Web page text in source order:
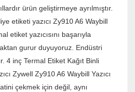
ürün geliştirmeye ayrılmıştır.
etiketi yazıcı Zy910 A6 Waybill
etiket yazıcısını başarıyla
gurur duyuyoruz. Endüstri
4 inç Termal Etiket Kağıt Binli
Zywell Zy910 A6 Waybill Yazıcı
çekmek için değil, aynı